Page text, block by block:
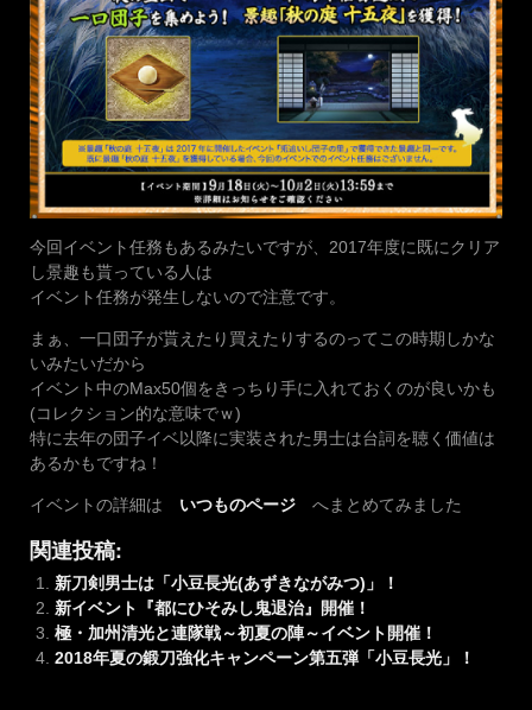
今回イベント任務もあるみたいですが、2017年度に既にクリア
し景趣も貰っている人は
イベント任務が発生しないので注意です。
まぁ、一口団子が貰えたり買えたりするのってこの時期しかな
いみたいだから
イベント中のMax50個をきっちり手に入れておくのが良いかも
(コレクション的な意味でｗ)
特に去年の団子イベ以降に実装された男士は台詞を聴く価値は
あるかもですね！
イベントの詳細は いつものページ へまとめてみました
関連投稿:
新刀剣男士は「小豆長光(あずきながみつ)」！
新イベント『都にひそみし鬼退治』開催！
極・加州清光と連隊戦～初夏の陣～イベント開催！
2018年夏の鍛刀強化キャンペーン第五弾「小豆長光」！